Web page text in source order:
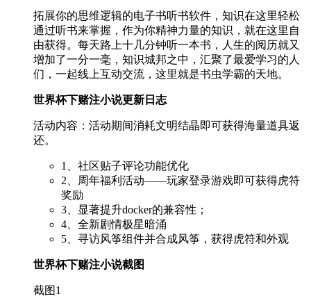
拓展你的思维逻辑的电子书听书软件，知识在这里轻松
通过听书来掌握，作为你精神力量的知识，就在这里自
由获得。每天路上十几分钟听一本书，人生的阅历就又
增加了一分一毫，知识城邦之中，汇聚了最爱学习的人
们，一起线上互动交流，这里就是书虫学霸的天地。
世界杯下赌注小说更新日志
活动内容：活动期间消耗文明结晶即可获得海量道具返
还。
1、社区贴子评论功能优化
2、周年福利活动——玩家登录游戏即可获得虎符
奖励
3、显著提升docker的兼容性；
4、全新剧情极星暗涌
5、寻访风筝组件并合成风筝，获得虎符和外观
世界杯下赌注小说截图
截图1